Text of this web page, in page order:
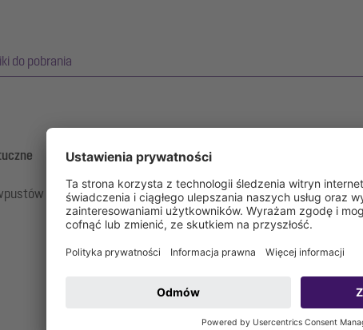
do pobrania
podwórzowych i wpustów wody deszczowej